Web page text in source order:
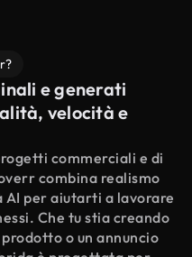
e generati
velocità e
commerciali e di
combina realismo
per aiutarti a lavorare
Che tu stia creando
o un annuncio